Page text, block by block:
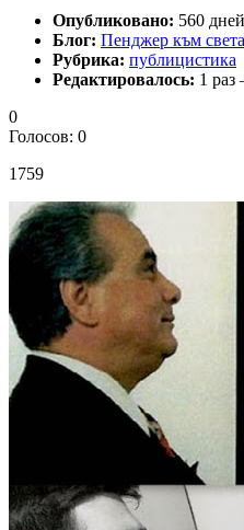
Опубликовано: 560
Блог: Пенджер към света
Рубрика: публицистика
Редактировалось: 1 раз
0
Голосов: 0
1759